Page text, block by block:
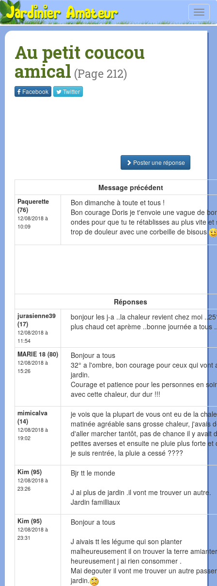
Au petit coucou
amical (Page 212)
Facebook Twitter
Poster une réponse
Message précédent
Paquerette
(76)
12/08/2018 à
10:09
Bon dimanche à toute et tous !
Bon courage Doris je t'envoie une vague de
ondes pour que tu te rétablisses au plus vite et
trop de douleur avec une corbeille de bisous
Réponses
jurasienne39
(17)
12/08/2018 à
11:54
bonjour les j-a ..la chaleur revient chez moi
plus chaud cet aprème ..bonne journée a tous
MARIE 18 (80)
12/08/2018 à
15:26
Bonjour a tous
32° a l'ombre, bon courage pour ceux qui vont
jardin.
Courage et patience pour les personnes en
avec cette chaleur, dur dur !!!
mimicalva
(14)
12/08/2018 à
19:02
je vois que la plupart de vous ont eu de la
matinée agréable sans grosse chaleur, j'avais
d'aller marcher tantôt, pas de chance il y avait
petites averses et ensuite ne pluie plus forte et
je suis rentrée, la pluie a cessé ????
Kim (95)
12/08/2018 à
23:26
Bjr tt le monde
J ai plus de jardin .il vont me trouver un autre.
Jardin familliaux
Kim (95)
12/08/2018 à
23:31
Bonjour a tous
J aivais tt les légume qui son planter
malheureusement il on trouver la terre amianter
heureusement j ai rien consommer .
Mai degouter il vont me trouver un autre
jardin.